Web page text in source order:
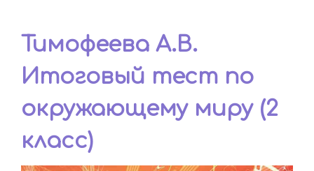
Тимофеева А.В.
Итоговый тест по
окружающему миру (2
класс)